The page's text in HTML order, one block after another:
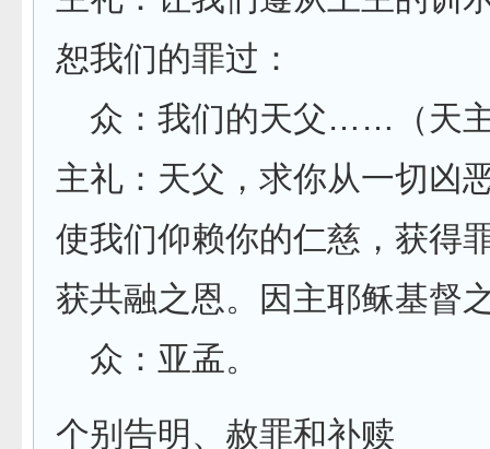
恕我们的罪过：
众：我们的天父……（天
主礼：天父，求你从一切凶
使我们仰赖你的仁慈，获得
获共融之恩。因主耶稣基督
众：亚孟。
个别告明、赦罪和补赎